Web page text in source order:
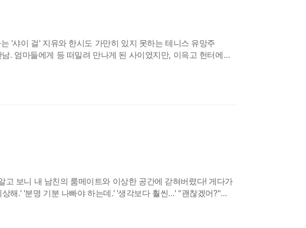
'샤이 걸' 지유와 한시도 가만히 있지 못하는 테니스 유망주
. 엄마들에게 등 떠밀려 만나게 된 사이였지만, 이윽고 헌터에게
." 헌터는 지유가 응원하는
보니 내 남친의 룸메이트와 이상한 공간에 갇혀버렸다! 게다가
해.' '분명 기분 나빠야 하는데.' '생각보다 훨씬…' "괜찮겠어?"